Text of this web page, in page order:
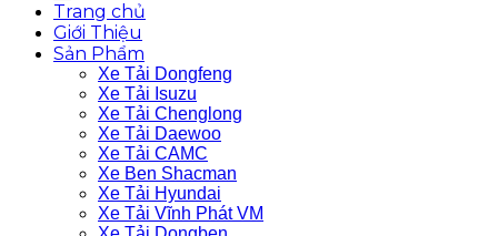
Trang chủ
Giới Thiệu
Sản Phẩm
Xe Tải Dongfeng
Xe Tải Isuzu
Xe Tải Chenglong
Xe Tải Daewoo
Xe Tải CAMC
Xe Ben Shacman
Xe Tải Hyundai
Xe Tải Vĩnh Phát VM